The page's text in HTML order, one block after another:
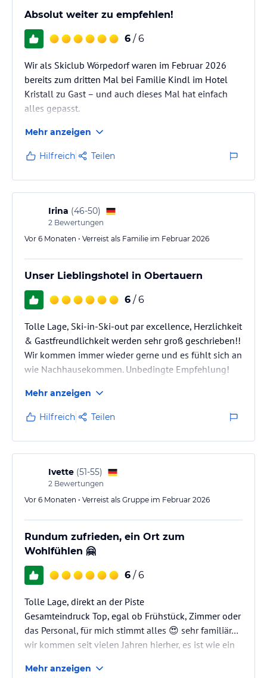
Absolut weiter zu empfehlen!
6 / 6
Wir als Skiclub Wörpedorf waren im Februar 2026
bereits zum dritten Mal bei Familie Kindl im Hotel
Kristall zu Gast – und auch dieses Mal hat einfach
alles gepasst.
Das toll renovierte, moderne Haus präsentiert sich in
bestem Zustand und verbindet Komfort mit einer
warmen, familiären Atmosphäre. Roland und Traute
schaffen es mit ihrer herzlichen Art, dass man sich
vom ersten Moment an wohlfühlt. Auch die Senior-
Gastgeber Dieter und Lotte tragen mit ihren
charmanten Wetterprognosen und vielen
freundlichen Worten…
Mehr anzeigen
Hilfreich Teilen
Irina (46-50)
2 Bewertungen
Vor 6 Monaten • Verreist als Familie im Februar 2026
Unser Lieblingshotel in Obertauern
6 / 6
Tolle Lage, Ski-in-Ski-out par excellence, Herzlichkeit
& Gastfreundlichkeit werden sehr groß geschrieben!!
Wir kommen immer wieder gerne und es fühlt sich an
wie Nachhausekommen. Unbedingte Empfehlung!
Mehr anzeigen
Hilfreich Teilen
Ivette (51-55)
2 Bewertungen
Vor 6 Monaten • Verreist als Gruppe im Februar 2026
Rundum zufrieden, ein Ort zum
Wohlfühlen 🤗
6 / 6
Tolle Lage, direkt an der Piste
Gesamteindruck Top, egal ob Frühstück, Zimmer oder
das Personal, für mich stimmt alles 😍 sehr familiär…
wir kommen seit vielen Jahren hierher, es ist wie ein
Mehr anzeigen